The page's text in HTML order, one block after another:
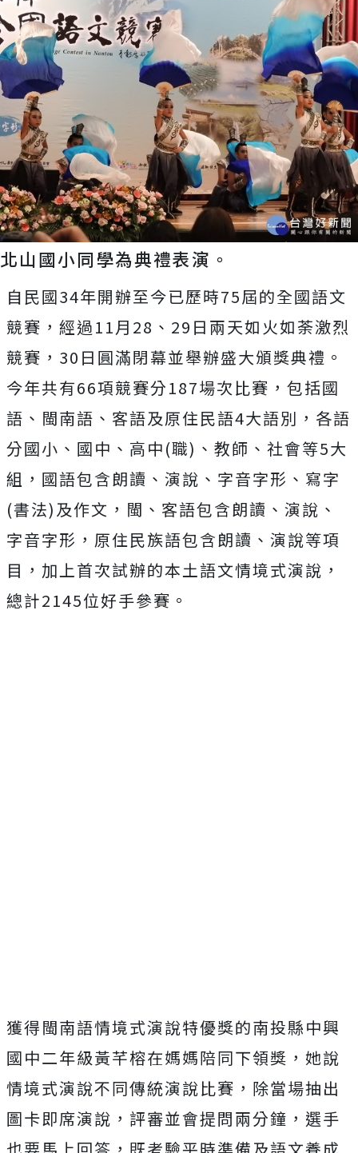
北山國小同學為典禮表演。
自民國34年開辦至今已歷時75屆的全國語文
競賽，經過11月28、29日兩天如火如荼激烈
競賽，30日圓滿閉幕並舉辦盛大頒獎典禮。
今年共有66項競賽分187場次比賽，包括國
語、閩南語、客語及原住民語4大語別，各語
分國小、國中、高中(職)、教師、社會等5大
組，國語包含朗讀、演說、字音字形、寫字
(書法)及作文，閩、客語包含朗讀、演說、
字音字形，原住民族語包含朗讀、演說等項
目，加上首次試辦的本土語文情境式演說，
總計2145位好手參賽。
獲得閩南語情境式演說特優獎的南投縣中興
國中二年級黃芊榕在媽媽陪同下領獎，她說
情境式演說不同傳統演說比賽，除當場抽出
圖卡即席演說，評審並會提問兩分鐘，選手